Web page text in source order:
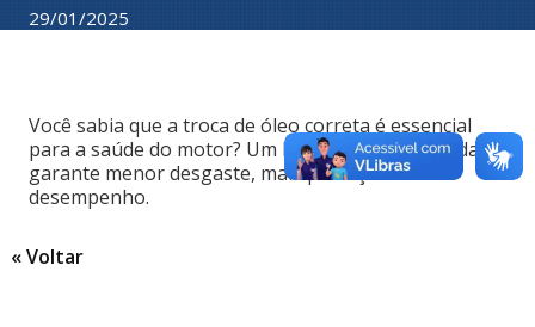
29/01/2025
Você sabia que a troca de óleo correta é essencial
para a saúde do motor? Um lubrificante de qualidade
garante menor desgaste, mais proteção e
desempenho.
« Voltar